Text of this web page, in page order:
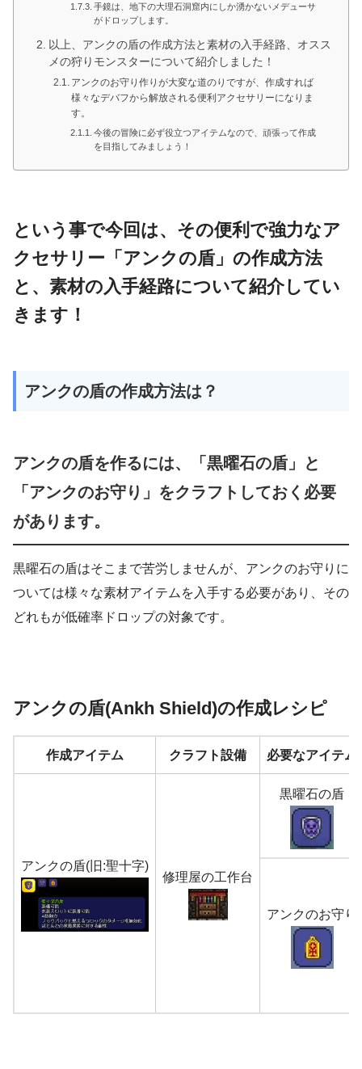
手鏡は、地下の大理石洞窟内にしか湧かないメデューサ
がドロップします。
以上、アンクの盾の作成方法と素材の入手経路、オスス
メの狩りモンスターについて紹介しました！
アンクのお守り作りが大変な道のりですが、作成すれば
様々なデバフから解放される便利アクセサリーになりま
す。
今後の冒険に必ず役立つアイテムなので、頑張って作成
を目指してみましょう！
という事で今回は、その便利で強力なア
クセサリー「アンクの盾」の作成方法
と、素材の入手経路について紹介してい
きます！
アンクの盾の作成方法は？
アンクの盾を作るには、「黒曜石の盾」と
「アンクのお守り」をクラフトしておく必要
があります。
黒曜石の盾はそこまで苦労しませんが、アンクのお守りに
ついては様々な素材アイテムを入手する必要があり、その
どれもが低確率ドロップの対象です。
アンクの盾(Ankh Shield)の作成レシピ
作成アイテム クラフト設備 必要なアイテム
アンクの盾(旧:聖十字)
修理屋の工作台
黒曜石の盾
アンクのお守り